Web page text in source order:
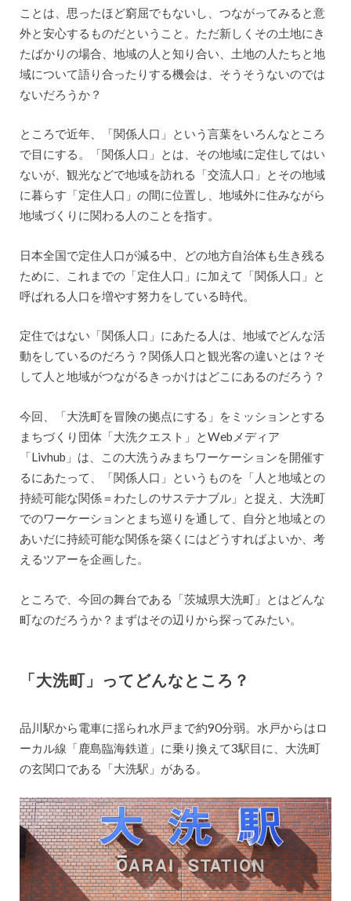
ことは、思ったほど窮屈でもないし、つながってみると意
外と安心するものだということ。ただ新しくその土地にき
たばかりの場合、地域の人と知り合い、土地の人たちと地
域について語り合ったりする機会は、そうそうないのでは
ないだろうか？
ところで近年、「関係人口」という言葉をいろんなところ
で目にする。「関係人口」とは、その地域に定住してはい
ないが、観光などで地域を訪れる「交流人口」とその地域
に暮らす「定住人口」の間に位置し、地域外に住みながら
地域づくりに関わる人のことを指す。
日本全国で定住人口が減る中、どの地方自治体も生き残る
ために、これまでの「定住人口」に加えて「関係人口」と
呼ばれる人口を増やす努力をしている時代。
定住ではない「関係人口」にあたる人は、地域でどんな活
動をしているのだろう？関係人口と観光客の違いとは？そ
して人と地域がつながるきっかけはどこにあるのだろう？
今回、「大洗町を冒険の拠点にする」をミッションとする
まちづくり団体「大洗クエスト」とWebメディア
「Livhub」は、この大洗うみまちワーケーションを開催す
るにあたって、「関係人口」というものを「人と地域との
持続可能な関係＝わたしのサステナブル」と捉え、大洗町
でのワーケーションとまち巡りを通して、自分と地域との
あいだに持続可能な関係を築くにはどうすればよいか、考
えるツアーを企画した。
ところで、今回の舞台である「茨城県大洗町」とはどんな
町なのだろうか？まずはその辺りから探ってみたい。
「大洗町」ってどんなところ？
品川駅から電車に揺られ水戸まで約90分弱。水戸からはロ
ーカル線「鹿島臨海鉄道」に乗り換えて3駅目に、大洗町
の玄関口である「大洗駅」がある。